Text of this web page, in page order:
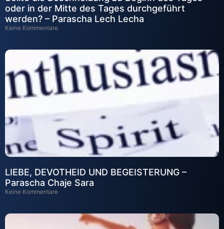
oder in der Mitte des Tages durchgeführt
werden? – Parascha Lech Lecha
Keine Kommentare
LIEBE, DEVOTHEID UND BEGEISTERUNG –
Parascha Chaje Sara
Keine Kommentare